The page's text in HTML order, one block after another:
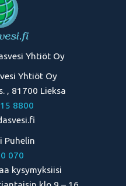
Yhtiöt Oy
Yhtiöt Oy
, 81700 Lieksa
8800
Puhelin
070
kysymyksiisi